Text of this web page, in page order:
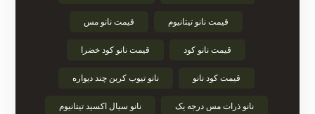
قیمت نانو تیتانیوم قیمت نانو مس
قیمت نانو کود قیمت نانو کود خضرا
قیمت کود نانو نانو تیوب کربن چند دیواره
نانو ذرات مس درجه یک نانو سیال اکسید تیتانیوم